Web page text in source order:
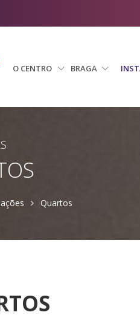
O CENTRO BRAGA
Quartos